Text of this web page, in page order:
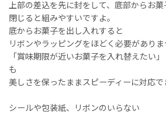
上部の差込を先に封をして、底部からお
閉じると組みやすいですよ。
底からお菓子を出し入れすると
リボンやラッピングをほどく必要がありま
「賞味期限が近いお菓子を入れ替えたい
も
美しさを保ったままスピーディーに対応で
シールや包装紙、リボンのいらない